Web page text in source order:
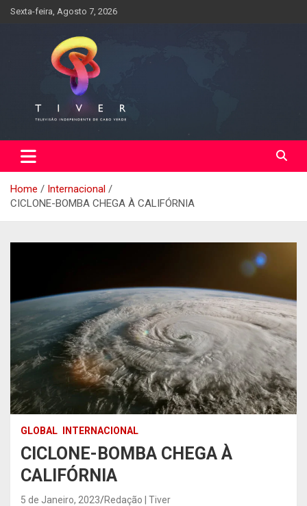
SkipSexta-feira, Agosto 7, 2026
Home
Internacional
CICLONE-BOMBA CHEGA À CALIFÓRNIA
GLOBAL INTERNACIONAL
CICLONE-BOMBA CHEGA À
CALIFÓRNIA
5 de Janeiro, 2023 Redação | Tiver